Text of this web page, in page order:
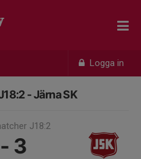
Logga in
- Järna SK
J18:2
3